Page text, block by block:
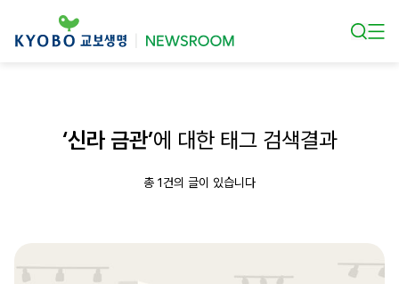
‘신라 금관’에 대한 태그 검색결과
총 1건의 글이 있습니다